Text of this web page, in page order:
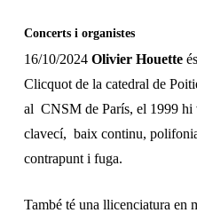
Concerts i organistes
16/10/2024 Olivier Houette
Clicquot de la catedral de
al CNSM de París, el 1999 hi
clavecí, baix continu,
contrapunt i fuga.
També té una llicenciatura en